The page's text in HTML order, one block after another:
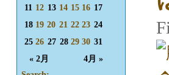
« 2月 4月 »
11 12 13 14 15 16 17
18 19 20 21 22 23 24
25 26 27 28 29 30 31